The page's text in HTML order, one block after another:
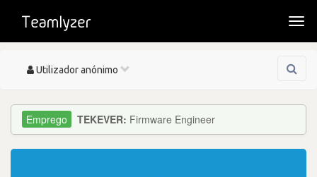
Toggle
Utilizador anónimo
TEKEVER: Firmware Engineer